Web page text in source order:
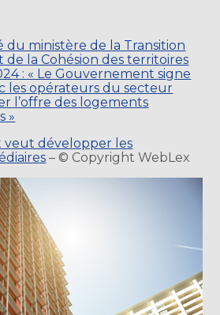
du ministère de la Transition
la Cohésion des territoires
: « Le Gouvernement signe
les opérateurs du secteur
l’offre des logements
»
veut développer les
– © Copyright WebLex